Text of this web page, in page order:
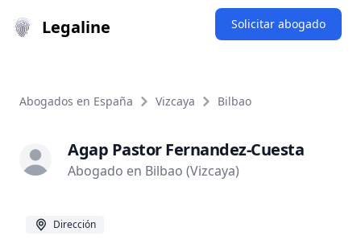
Legaline Solicitar abogado
Abogados en España Vizcaya Bilbao
Agap Pastor Fernandez-Cuesta
Abogado en Bilbao (Vizcaya)
Dirección